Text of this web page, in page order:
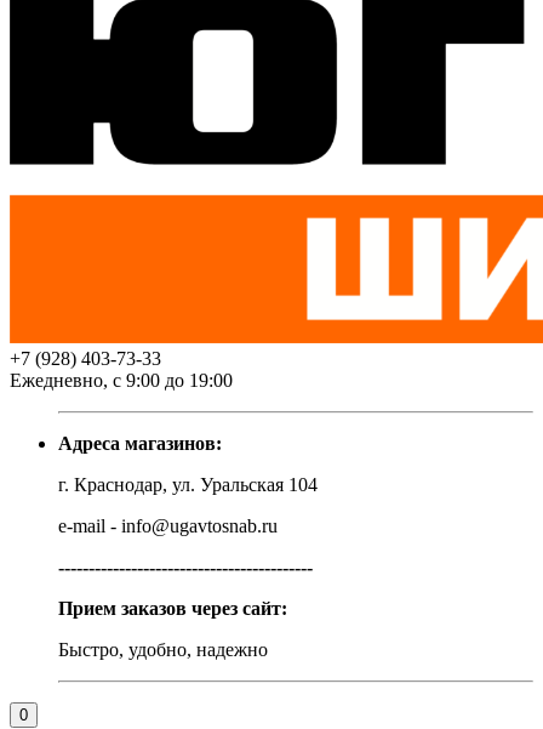
+7 (928) 403-73-33
Ежедневно, с 9:00 до 19:00
Адреса магазинов:
г. Краснодар, ул. Уральская 104
e-mail - info@ugavtosnab.ru
------------------------------------------
Прием заказов через сайт:
Быстро, удобно, надежно
0